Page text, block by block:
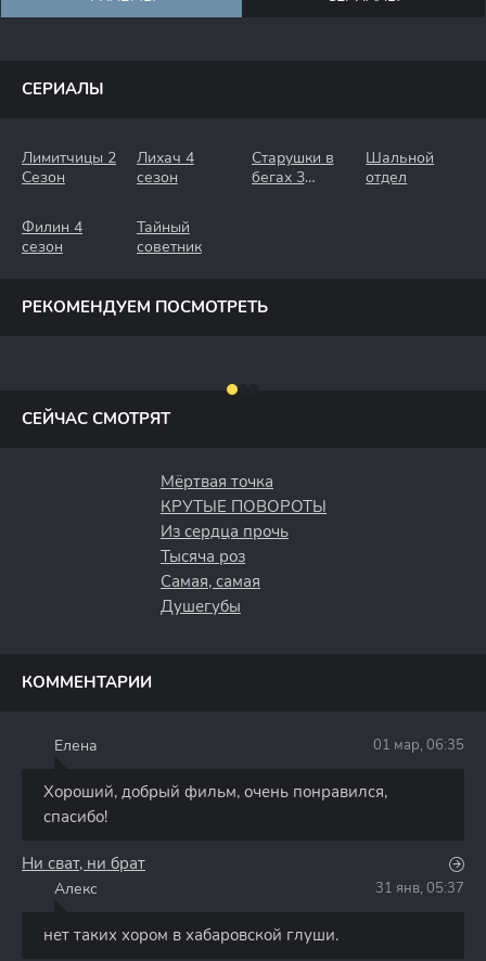
СЕРИАЛЫ
Лимитчицы 2
Сезон
Лихач 4
сезон
Старушки в
бегах 3
Шальной
отдел
Филин 4
сезон
Тайный
советник
РЕКОМЕНДУЕМ ПОСМОТРЕТЬ
СЕЙЧАС СМОТРЯТ
Мёртвая точка
КРУТЫЕ ПОВОРОТЫ
Из сердца прочь
Тысяча роз
Самая, самая
Душегубы
КОММЕНТАРИИ
Елена 01 мар, 06:35
Хороший, добрый фильм, очень понравился,
спасибо!
Ни сват, ни брат
Алекс 31 янв, 05:37
нет таких хором в хабаровской глуши.